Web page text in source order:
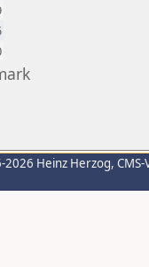
Heinz Herzog,